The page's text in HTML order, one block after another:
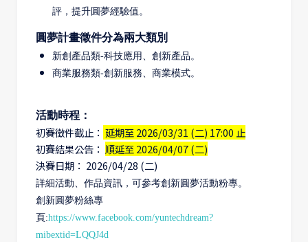
評，提升圓夢經驗值。
圓夢計畫徵件分為兩大類別
新創產品類-科技應用、創新產品。
商業服務類-創新服務、商業模式。
活動時程：
初賽徵件截止： 延期至 2026/03/31 (二) 17:00 止
初賽結果公告： 順延至 2026/04/07 (二)
決賽日期： 2026/04/28 (二)
詳細活動、作品資訊，可參考創新圓夢活動粉專。
創新圓夢粉絲專
頁:https://www.facebook.com/yuntechdream?
mibextid=LQQJ4d